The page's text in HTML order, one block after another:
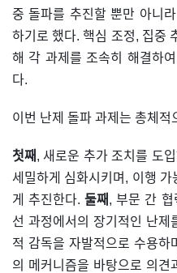
중 돌파를 추진할 뿐만 아니
하기로 했다. 핵심 조정, 집중
해 각 과제를 조속히 해결하
다.
이번 난제 돌파 과제는 총체
첫째 , 새로운 추가 조치를 도
세밀하게 심화시키며, 이행
게 추진한다.둘째 , 부문 간 협
선 과정에서의 장기적인 난제
적 감독을 자발적으로 수용
의 메커니즘을 바탕으로 의견